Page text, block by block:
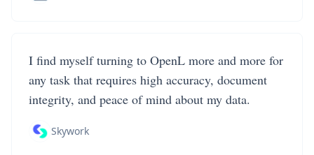
I find myself turning to OpenL more and more for
any task that requires high accuracy, document
integrity, and peace of mind about my data.
Skywork